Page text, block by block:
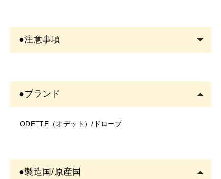
ら本体下部のダイヤルを回して下さい。
・出し過ぎた場合はティッシュなどで拭き取ってから使
・より馴染ませたい方は指で優しくたたいて伸ばして下
さい。
●注意事項
・写真のイメージと実物とは色、模様など多少異なる場
合がございます。
ー、素材、表記など)が変更する場合があります。
＜ご使用について＞
●ブランド
ODETTE（オデット）/ドローブ
●製造国/原産国